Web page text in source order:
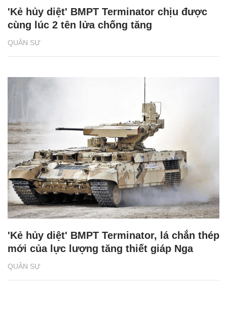
QUÂN SỰ
'Kẻ hủy diệt' BMPT Terminator chịu được
cùng lúc 2 tên lửa chống tăng
QUÂN SỰ
'Kẻ hủy diệt' BMPT Terminator, lá chắn thép
mới của lực lượng tăng thiết giáp Nga